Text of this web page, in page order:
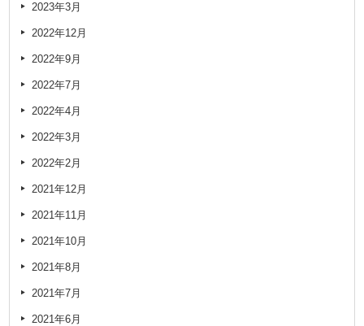
2023年3月
2022年12月
2022年9月
2022年7月
2022年4月
2022年3月
2022年2月
2021年12月
2021年11月
2021年10月
2021年8月
2021年7月
2021年6月